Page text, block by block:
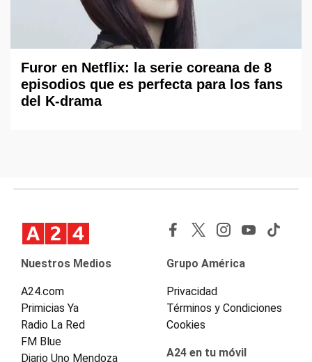
Furor en Netflix: la serie coreana de 8
episodios que es perfecta para los fans
del K-drama
Nuestros Medios
A24.com
Primicias Ya
Radio La Red
FM Blue
Diario Uno Mendoza
Grupo América
Privacidad
Términos y Condiciones
Cookies
A24 en tu móvil